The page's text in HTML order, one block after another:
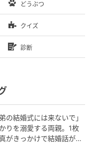
どうぶつ
クイズ
診断
の結婚式には来ないで」
りを溺愛する両親。1枚
がきっかけで結婚話がな